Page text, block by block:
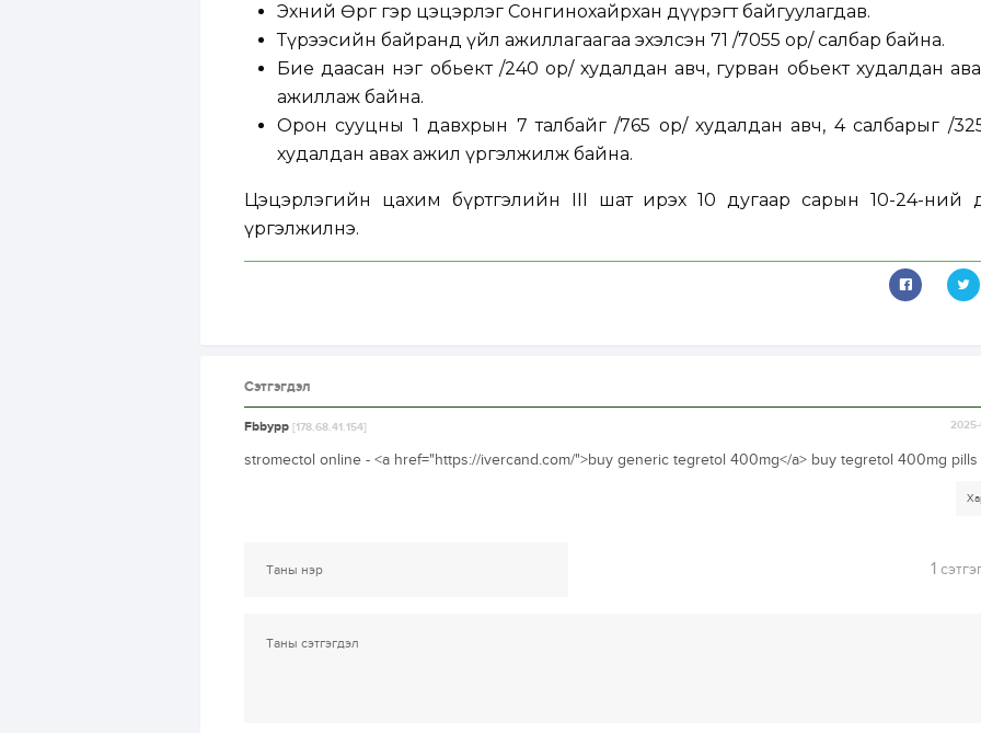
Эхний Өргөө гэр цэцэрлэг Сонгинохайрхан дүүрэгт байгуулагдав.
Түрээсийн байранд үйл ажиллагаагаа эхэлсэн 71 /7055 ор/ салбар байна.
Бие даасан нэг обьект /240 ор/ худалдан авч, гурван обьект худалдан
ажиллаж байна.
Орон сууцны 1 давхрын 7 талбайг /765 ор/ худалдан авч, 4 салбарыг /
худалдан авах ажил үргэлжилж байна.
Цэцэрлэгийн цахим бүртгэлийн III шат ирэх 10 дугаар сарын 10-24-ний
үргэлжилнэ.
Сэтгэгдэл
Fbbypp [178.68.41.154]
stromectol online - <a href="https://ivercand.com/">buy generic tegretol 400mg</a> buy tegretol 400mg pills
1